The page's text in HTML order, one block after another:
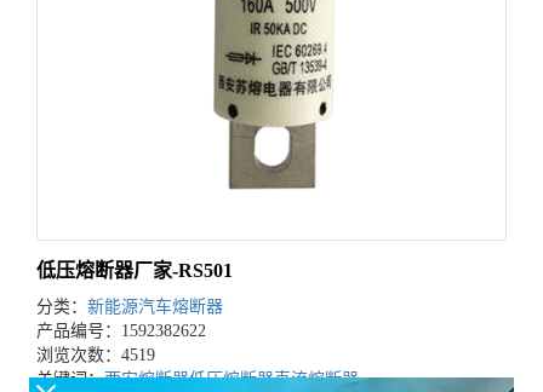
低压熔断器厂家-RS501
分类： 新能源汽车熔断器
产品编号：1592382622
浏览次数：4519
关键词：西安熔断器低压熔断器直流熔断器